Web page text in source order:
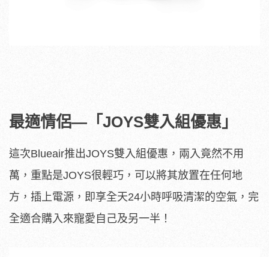
最適情侶—「JOYS雙入組優惠」
這次Blueair推出JOYS雙入組優惠，兩入竟然不用
萬，重點是JOYS很輕巧，可以將其放置在任何地
方，插上電源，即享全天24小時呼吸清潔的空氣，完
全適合購入來寵愛自己及另一半！